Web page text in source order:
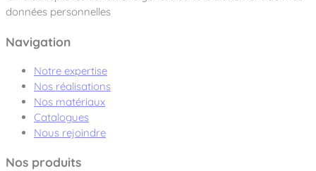
données personnelles
Navigation
Notre expertise
Nos réalisations
Nos matériaux
Catalogues
Nous rejoindre
Nos produits